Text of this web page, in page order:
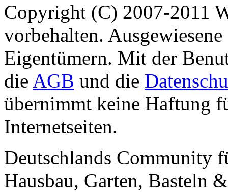
Copyright (C) 2007-2011
vorbehalten.
Eigentümern. Mit der
die AGB und die
übernimmt keine Haftung
Internetseiten.
Deutschlands Community
Hausbau, Garten, Basteln